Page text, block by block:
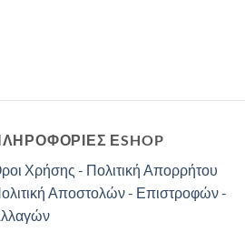
ΕSHOP
Χρήσης - Πολιτική Απορρήτου
Αποστολών - Επιστροφών -